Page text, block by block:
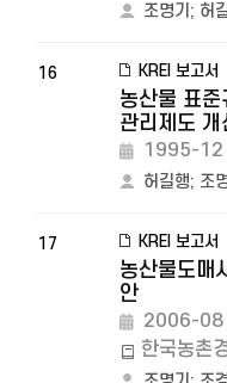
조명기 ; 허
16 KREI 보고서
농산물 표
관리제도 개
1995-12
허길행; 조
17 KREI 보고서
농산물도매
안
2006-08
한국농촌